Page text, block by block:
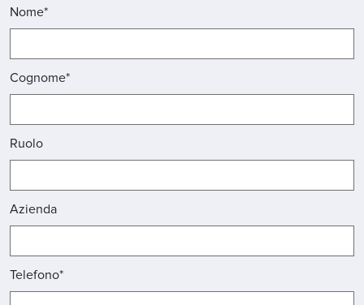
Nome*
Cognome*
Ruolo
Azienda
Telefono*